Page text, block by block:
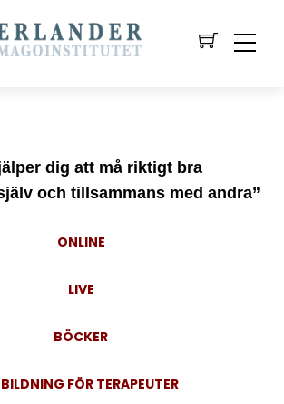
dig att må riktigt bra
och tillsammans med andra”
ONLINE
LIVE
BÖCKER
FÖR TERAPEUTER